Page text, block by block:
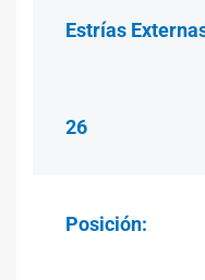
Estrías
26
Posición: